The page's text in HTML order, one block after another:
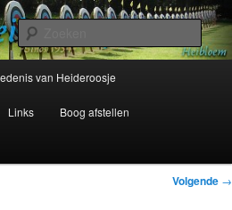
Heideroosje
van Heideroosje
Links Boog afstellen
Bericht
Volgende →